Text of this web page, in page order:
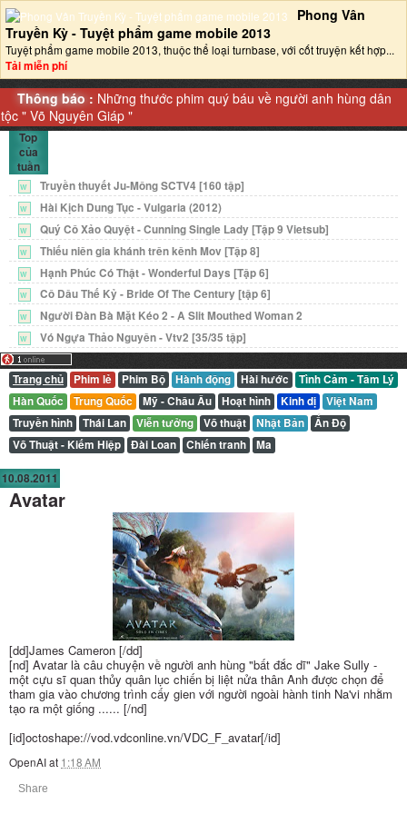
Phong Vân
Truyền Kỳ - Tuyệt phẩm game mobile 2013‎
Tuyệt phẩm game mobile 2013, thuộc thể loại turnbase, với cốt truyện kết hợp...
Tải miễn phí
Thông báo : Những thước phim quý báu về người anh hùng dân
tộc "Võ Nguyên Giáp "
Top
của
tuần
W Truyền thuyết Ju-Mông SCTV4 [160 tập]
W Hài Kịch Dung Tục - Vulgaria (2012)
W Quý Cô Xảo Quyệt - Cunning Single Lady [Tập 9 Vietsub]
W Thiếu niên gia khánh trên kênh Mov [Tập 8]
W Hạnh Phúc Có Thật - Wonderful Days [Tập 6]
W Cô Dâu Thế Kỷ - Bride Of The Century [tập 6]
W Người Đàn Bà Mặt Kéo 2 - A Slit Mouthed Woman 2
W Vó Ngựa Thảo Nguyên - Vtv2 [35/35 tập]
Trang chủ Phim lẻ Phim Bộ Hành động Hài hước
Tình Cảm - Tâm Lý
Hàn Quốc
Trung Quốc Mỹ - Châu Âu Hoạt hình Kinh dị
Việt Nam
Truyền hình
Thái Lan Viễn tưởng Võ thuật Nhật Bản
Ấn Độ
Võ Thuật - Kiếm Hiệp
Đài Loan Chiến tranh Ma
10.08.2011
Avatar
[dd]James Cameron [/dd]
[nd] Avatar là câu chuyện về người anh hùng "bất đắc dĩ" Jake Sully -
một cựu sĩ quan thủy quân lục chiến bị liệt nửa thân Anh được chọn để
tham gia vào chương trình cấy gien với người ngoài hành tinh Na'vi nhằm
tạo ra một giống ...... [/nd]
[id]octoshape://vod.vdconline.vn/VDC_F_avatar[/id]
OpenAIat 1:18 AM
Share